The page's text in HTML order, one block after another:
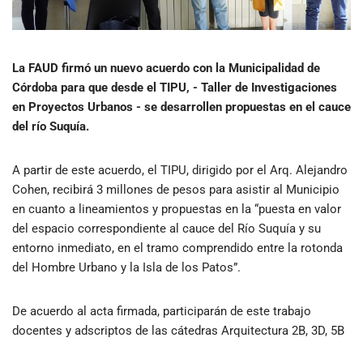
La FAUD firmó un nuevo acuerdo con la Municipalidad de
Córdoba para que desde el TIPU, - Taller de Investigaciones
en Proyectos Urbanos - se desarrollen propuestas en el cauce
del río Suquía.
A partir de este acuerdo, el TIPU, dirigido por el Arq. Alejandro
Cohen, recibirá 3 millones de pesos para asistir al Municipio
en cuanto a lineamientos y propuestas en la “puesta en valor
del espacio correspondiente al cauce del Río Suquía y su
entorno inmediato, en el tramo comprendido entre la rotonda
del Hombre Urbano y la Isla de los Patos”.
De acuerdo al acta firmada, participarán de este trabajo
docentes y adscriptos de las cátedras Arquitectura 2B, 3D, 5B